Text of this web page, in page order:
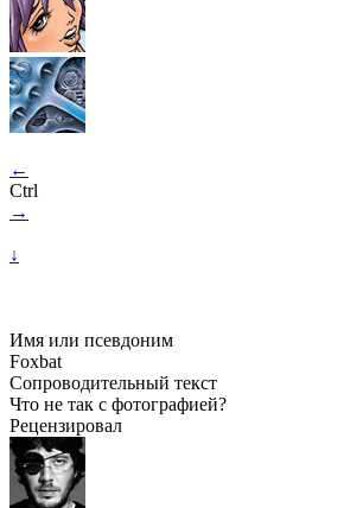
←
Ctrl
→
↓
Имя или псевдоним
Foxbat
Сопроводительный текст
Что не так с фотографией?
Рецензировал